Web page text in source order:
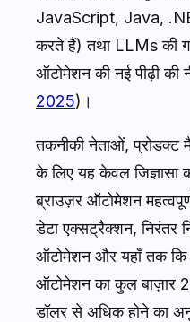
JavaScript, Java,
करते हैं) तथा LLMs की
ऑटोमेशन की नई पीढ़ी की
2025)।
तकनीकी नेताओं, प्रोडक्ट
के लिए यह केवल जिज्ञासा
ब्राउज़र ऑटोमेशन
डेटा एक्सट्रैक्शन, निरंतर
ऑटोमेशन और यहाँ तक कि
ऑटोमेशन का कुल बाज़ार
डॉलर से अधिक होने का